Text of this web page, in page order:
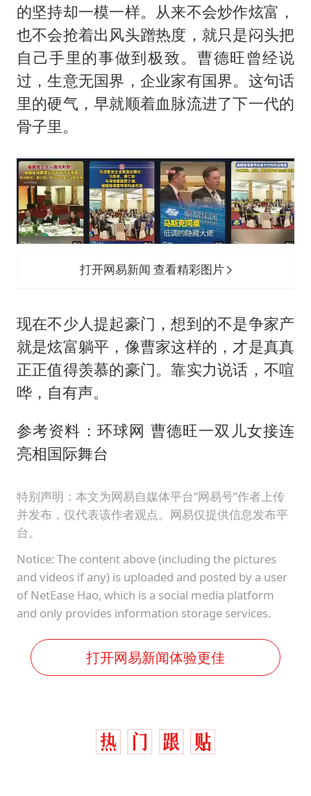
的坚持却一模一样。从来不会炒作炫富，
也不会抢着出风头蹭热度，就只是闷头把
自己手里的事做到极致。曹德旺曾经说
过，生意无国界，企业家有国界。这句话
里的硬气，早就顺着血脉流进了下一代的
骨子里。
打开网易新闻 查看精彩图片
现在不少人提起豪门，想到的不是争家产
就是炫富躺平，像曹家这样的，才是真真
正正值得羡慕的豪门。靠实力说话，不喧
哗，自有声。
参考资料：环球网 曹德旺一双儿女接连
亮相国际舞台
特别声明：本文为网易自媒体平台“网易号”作者上传
并发布，仅代表该作者观点。网易仅提供信息发布平
台。
Notice: The content above (including the pictures
and videos if any) is uploaded and posted by a user
of NetEase Hao, which is a social media platform
and only provides information storage services.
打开网易新闻体验更佳